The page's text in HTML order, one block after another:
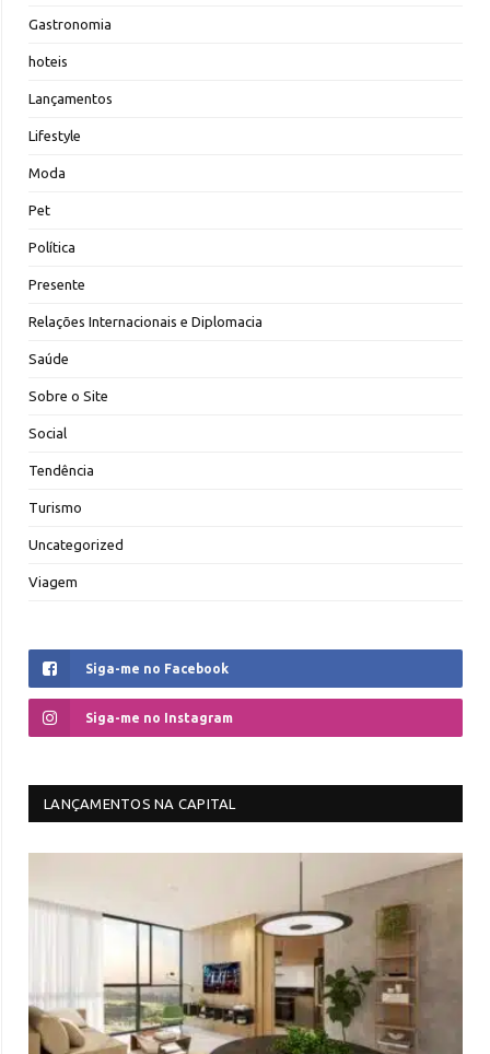
Gastronomia
hoteis
Lançamentos
Lifestyle
Moda
Pet
Política
Presente
Relações Internacionais e Diplomacia
Saúde
Sobre o Site
Social
Tendência
Turismo
Uncategorized
Viagem
Siga-me no Facebook
Siga-me no Instagram
LANÇAMENTOS NA CAPITAL